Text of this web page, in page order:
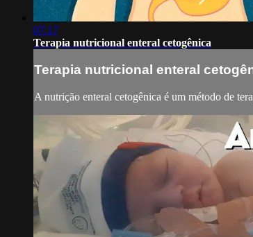
07:17
Terapia nutricional enteral cetogênica
Terapia nutricional enteral
A nutrição enteral cetogênica é um método de